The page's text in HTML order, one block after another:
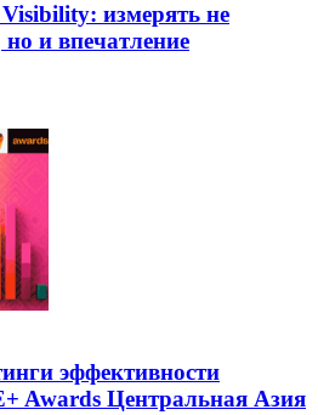
измерять не
и впечатление
эффективности
Awards Центральная Азия